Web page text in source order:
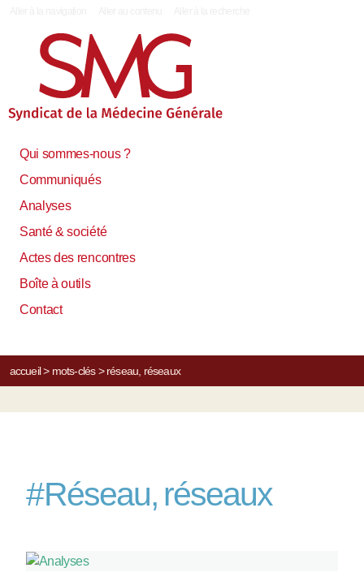
Qui sommes-nous ?
Communiqués
Analyses
Santé & société
Actes des rencontres
Boîte à outils
Contact
accueil> mots-clés> réseau, réseaux
#Réseau, réseaux